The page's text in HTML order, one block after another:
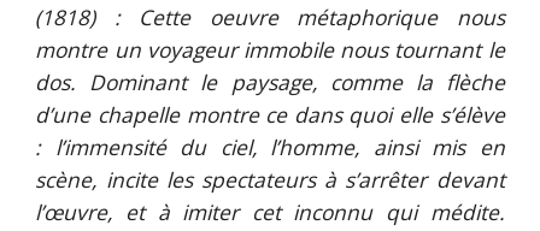
(1818) : Cette oeuvre métaphorique nous
montre un voyageur immobile nous tournant le
dos. Dominant le paysage, comme la flèche
d’une chapelle montre ce dans quoi elle s’élève
: l’immensité du ciel, l’homme, ainsi mis en
scène, incite les spectateurs à s’arrêter devant
l’œuvre, et à imiter cet inconnu qui médite.